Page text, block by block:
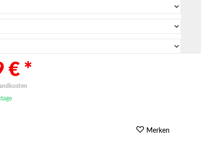
€ *
Merken